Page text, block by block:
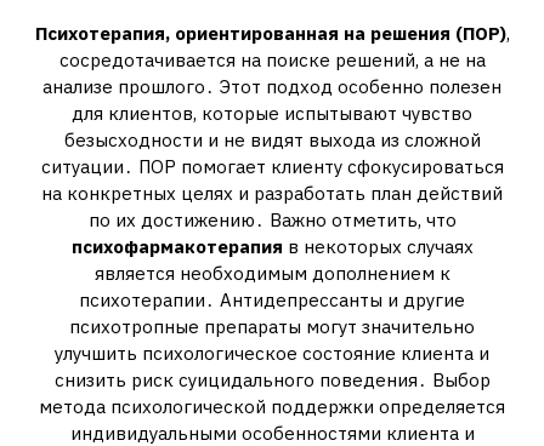
Психотерапия, ориентированная на решения (ПОР),
сосредотачивается на поиске решений, а не на
анализе прошлого․ Этот подход особенно полезен
для клиентов, которые испытывают чувство
безысходности и не видят выхода из сложной
ситуации․ ПОР помогает клиенту сфокусироваться
на конкретных целях и разработать план действий
по их достижению․ Важно отметить, что
психофармакотерапия в некоторых случаях
является необходимым дополнением к
психотерапии․ Антидепрессанты и другие
психотропные препараты могут значительно
улучшить психологическое состояние клиента и
снизить риск суицидального поведения․ Выбор
метода психологической поддержки определяется
индивидуальными особенностями клиента и